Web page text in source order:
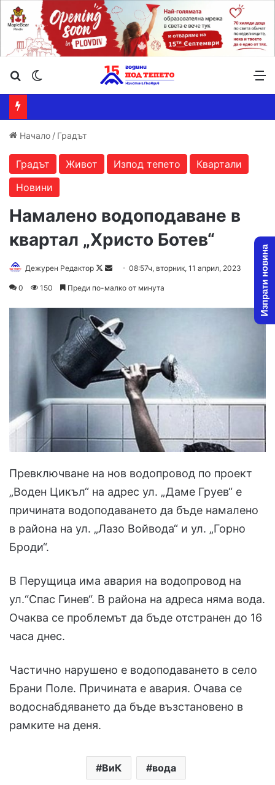
Търсене ...
Начало / Градът
Градът Живот Изпод тепето
Квартали
Новини
Намалено водоподаване в
квартал „Христо Ботев“
Дежурен Редактор
Follow
Send08:57ч, вторник, 11 април, 2023
0 150 Преди по-малко от минута
Превключване на нов водопровод по проект
„Воден Цикъл“ на адрес ул. „Даме Груев“ е
причината водоподаването да бъде намалено
в района на ул. „Лазо Войвода“ и ул. „Горно
Броди“.
В Перущица има авария на водопровод на
ул.“Спас Гинев“. В района на адреса няма вода.
Очаква се проблемът да бъде отстранен до 16
часа днес.
Частично нарушено е водоподаването в село
Брани Поле. Причината е авария. Очава се
водоснабдяването да бъде възстановено в
рамките на деня.
ВиК вода
Изпрати новина